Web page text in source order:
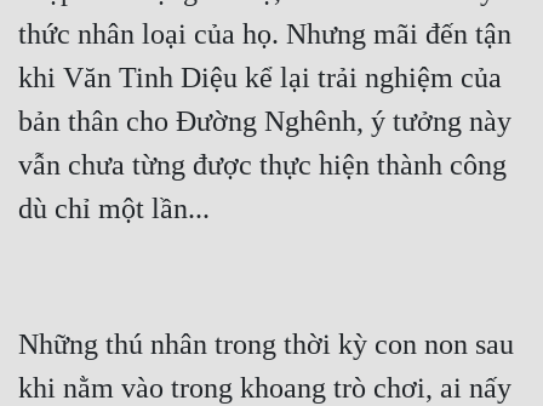
Đẹp
Tính Cách Nhân Vật :
Cơ Trí
Điềm Đạm
thức nhân loại của họ. Nhưng mãi đến tận
khi Văn Tinh Diệu kể lại trải nghiệm của
bản thân cho Đường Nghênh, ý tưởng này
vẫn chưa từng được thực hiện thành công
Những thú nhân trong thời kỳ con non sau
khi nằm vào trong khoang trò chơi, ai nấy